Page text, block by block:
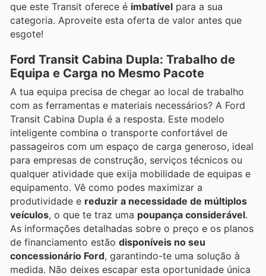
que este Transit oferece é imbatível para a sua
categoria. Aproveite esta oferta de valor antes que
esgote!
Ford Transit Cabina Dupla: Trabalho de
Equipa e Carga no Mesmo Pacote
A tua equipa precisa de chegar ao local de trabalho
com as ferramentas e materiais necessários? A Ford
Transit Cabina Dupla é a resposta. Este modelo
inteligente combina o transporte confortável de
passageiros com um espaço de carga generoso, ideal
para empresas de construção, serviços técnicos ou
qualquer atividade que exija mobilidade de equipas e
equipamento. Vê como podes maximizar a
produtividade e reduzir a necessidade de múltiplos
veículos, o que te traz uma poupança considerável.
As informações detalhadas sobre o preço e os planos
de financiamento estão disponíveis no seu
concessionário Ford, garantindo-te uma solução à
medida. Não deixes escapar esta oportunidade única